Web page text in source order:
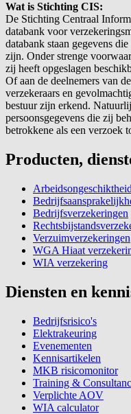
Wat is Stichting CIS:
De Stichting Centraal
databank voor
databank staan gegevens
zijn. Onder strenge
zij heeft opgeslagen
Of aan de deelnemers van
verzekeraars en
bestuur zijn erkend.
persoonsgegevens die zij
betrokkene als een verzoek
Producten,
Bedrijfsverzekeringen
Verzuimverzekeringen
WGA Hiaat
WIA verzekering
Diensten en
Bedrijfsrisico's
Elektrakeuring
Evenementen
Kennisartikelen
MKB risicomonitor
Training &
Verplichte AOV
WIA calculator